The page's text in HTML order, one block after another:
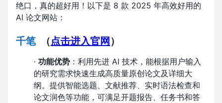
绝口，真的超好用！以下是 8 款 2025 年高效好用的
AI 论文网站：
千笔 （点击进入官网 ）
· 功能优势 ：利用先进 AI 技术，能根据用户输入
的研究需求快速生成高质量原创论文及详细大
纲。提供智能选题、文献推荐、实时语法检查和
论文润色等功能，可满足开题报告、任务书和答